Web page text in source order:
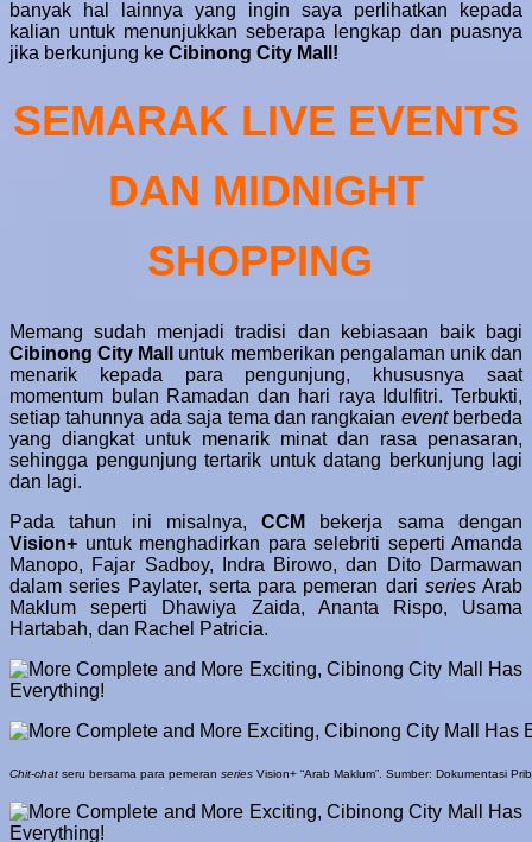
banyak hal lainnya yang ingin saya perlihatkan kepada
kalian untuk menunjukkan seberapa lengkap dan puasnya
jika berkunjung ke Cibinong City Mall!
SEMARAK LIVE EVENTS
DAN MIDNIGHT
SHOPPING
Memang sudah menjadi tradisi dan kebiasaan baik bagi
Cibinong City Mall
untuk memberikan pengalaman unik dan
menarik kepada para pengunjung, khususnya saat
momentum bulan Ramadan dan hari raya Idulfitri. Terbukti,
setiap tahunnya ada saja tema dan rangkaian eventberbeda
yang diangkat untuk menarik minat dan rasa penasaran,
sehingga pengunjung tertarik untuk datang berkunjung lagi
dan lagi.
Pada tahun ini misalnya,CCM
bekerja sama dengan
Vision+ untuk menghadirkan para selebriti seperti Amanda
Manopo, Fajar Sadboy, Indra Birowo, dan Dito Darmawan
dalam series Paylater, serta para pemeran dari seriesArab
Maklum seperti Dhawiya Zaida, Ananta Rispo, Usama
Hartabah, dan Rachel Patricia.
Chit-chat seru bersama para pemeran series Vision+ “Arab Maklum”. Sumber: Dokumentasi